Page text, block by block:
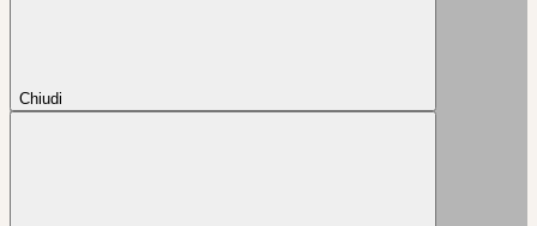
Chiudi